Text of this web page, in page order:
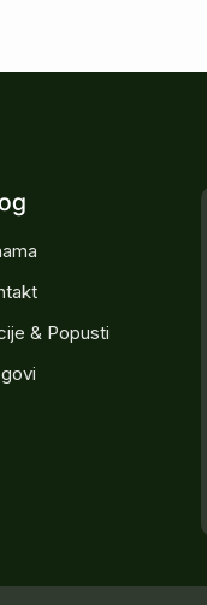
& Popusti